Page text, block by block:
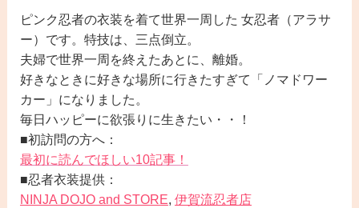
ピンク忍者の衣装を着て世界一周した 女忍者（アラサ
ー）です。特技は、三点倒立。
夫婦で世界一周を終えたあとに、離婚。
好きなときに好きな場所に行きたすぎて「ノマドワー
カー」になりました。
毎日ハッピーに欲張りに生きたい・・！
■初訪問の方へ：
最初に読んでほしい10記事！
■忍者衣装提供：
NINJA DOJO and STORE, 伊賀流忍者店